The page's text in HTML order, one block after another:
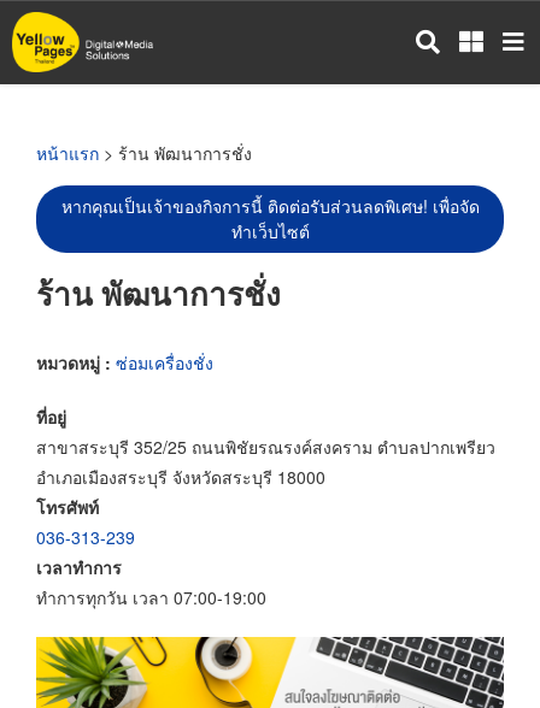
ข้าม
ไป
หน้าแรก > ร้าน พัฒนาการชั่ง
หากคุณเป็นเจ้าของกิจการนี้ ติดต่อรับส่วนลดพิเศษ! เพื่อจัด
ทำเว็บไซต์
ร้าน พัฒนาการชั่ง
หมวดหมู่ : ซ่อมเครื่องชั่ง
ที่อยู่
สาขาสระบุรี 352/25 ถนนพิชัยรณรงค์สงคราม ตำบลปากเพรียว
อำเภอเมืองสระบุรี จังหวัดสระบุรี 18000
โทรศัพท์
036-313-239
เวลาทำการ
ทำการทุกวัน เวลา 07:00-19:00